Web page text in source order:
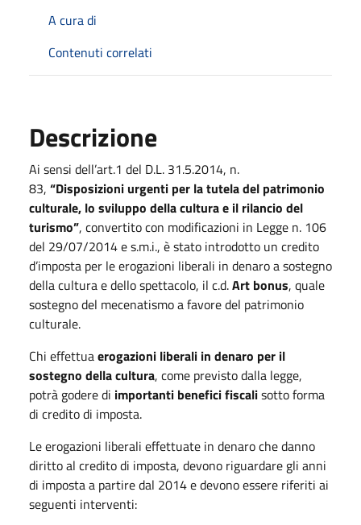
A cura di
Contenuti correlati
Descrizione
Ai sensi dell’art.1 del D.L. 31.5.2014, n.
83, “Disposizioni urgenti per la tutela del patrimonio
culturale, lo sviluppo della cultura e il rilancio del
turismo”, convertito con modificazioni in Legge n. 106
del 29/07/2014 e s.m.i., è stato introdotto un credito
d’imposta per le erogazioni liberali in denaro a sostegno
della cultura e dello spettacolo, il c.d.Art bonus, quale
sostegno del mecenatismo a favore del patrimonio
culturale.
Chi effettuaerogazioni liberali in denaro per il
sostegno della cultura, come previsto dalla legge,
potrà godere di importanti benefici fiscalisotto forma
di credito di imposta.
Le erogazioni liberali effettuate in denaro che danno
diritto al credito di imposta, devono riguardare gli anni
di imposta a partire dal 2014 e devono essere riferiti ai
seguenti interventi: